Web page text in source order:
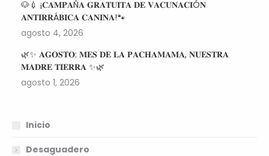
🐶💉 ¡𝐂𝐀𝐌𝐏𝐀Ñ𝐀 𝐆𝐑𝐀𝐓𝐔𝐈𝐓𝐀 𝐃𝐄 𝐕𝐀𝐂𝐔𝐍𝐀𝐂𝐈Ó𝐍
𝐀𝐍𝐓𝐈𝐑𝐑Á𝐁𝐈𝐂𝐀 𝐂𝐀𝐍𝐈𝐍𝐀!🐾
agosto 4, 2026
🌿✨ 𝐀𝐆𝐎𝐒𝐓𝐎: 𝐌𝐄𝐒 𝐃𝐄 𝐋𝐀 𝐏𝐀𝐂𝐇𝐀𝐌𝐀𝐌𝐀, 𝐍𝐔𝐄𝐒𝐓𝐑𝐀
𝐌𝐀𝐃𝐑𝐄 𝐓𝐈𝐄𝐑𝐑𝐀 ✨🌿
agosto 1, 2026
Inicio
Desaguadero